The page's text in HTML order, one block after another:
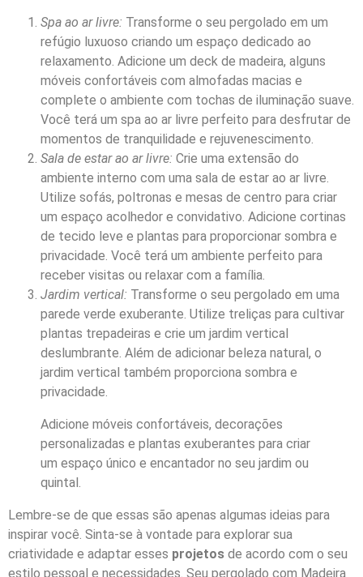
Spa ao ar livre: Transforme o seu pergolado em um
refúgio luxuoso criando um espaço dedicado ao
relaxamento. Adicione um deck de madeira, alguns
móveis confortáveis com almofadas macias e
complete o ambiente com tochas de iluminação suave.
Você terá um spa ao ar livre perfeito para desfrutar de
momentos de tranquilidade e rejuvenescimento.
Sala de estar ao ar livre: Crie uma extensão do
ambiente interno com uma sala de estar ao ar livre.
Utilize sofás, poltronas e mesas de centro para criar
um espaço acolhedor e convidativo. Adicione cortinas
de tecido leve e plantas para proporcionar sombra e
privacidade. Você terá um ambiente perfeito para
receber visitas ou relaxar com a família.
Jardim vertical: Transforme o seu pergolado em uma
parede verde exuberante. Utilize treliças para cultivar
plantas trepadeiras e crie um jardim vertical
deslumbrante. Além de adicionar beleza natural, o
jardim vertical também proporciona sombra e
privacidade.
Adicione móveis confortáveis, decorações
personalizadas e plantas exuberantes para criar
um espaço único e encantador no seu jardim ou
quintal.
Lembre-se de que essas são apenas algumas ideias para
inspirar você. Sinta-se à vontade para explorar sua
criatividade e adaptar esses projetos de acordo com o seu
estilo pessoal e necessidades. Seu pergolado com Madeira